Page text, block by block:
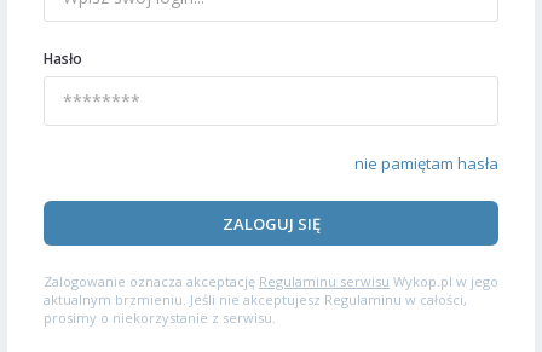
Hasło
nie pamiętam hasła
ZALOGUJ SIĘ
Zalogowanie oznacza akceptację Regulaminu serwisu Wykop.pl w jego
aktualnym brzmieniu. Jeśli nie akceptujesz Regulaminu w całości,
prosimy o niekorzystanie z serwisu.